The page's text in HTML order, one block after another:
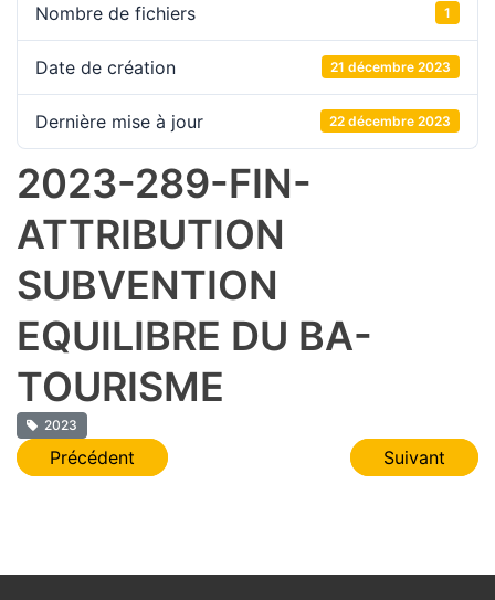
Nombre de fichiers 1
Date de création 21 décembre 2023
Dernière mise à jour 22 décembre 2023
2023-289-FIN-
ATTRIBUTION
SUBVENTION
EQUILIBRE DU BA-
TOURISME
2023
Navigation
Précédent Suivant